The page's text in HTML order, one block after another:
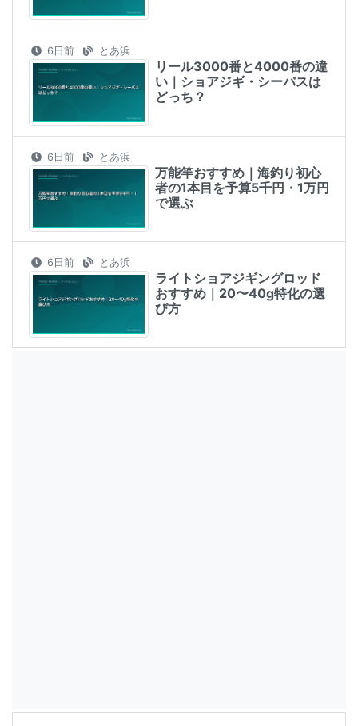
6日前 とあ浜
リール3000番と4000番の違
い｜ショアジギ・シーバスは
どっち？
6日前 とあ浜
万能竿おすすめ｜海釣り初心
者の1本目を予算5千円・1万円
で選ぶ
6日前 とあ浜
ライトショアジギングロッド
おすすめ｜20〜40g特化の選
び方